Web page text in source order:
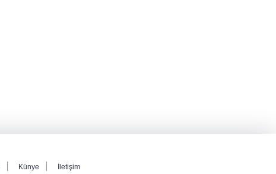
Künye İletişim